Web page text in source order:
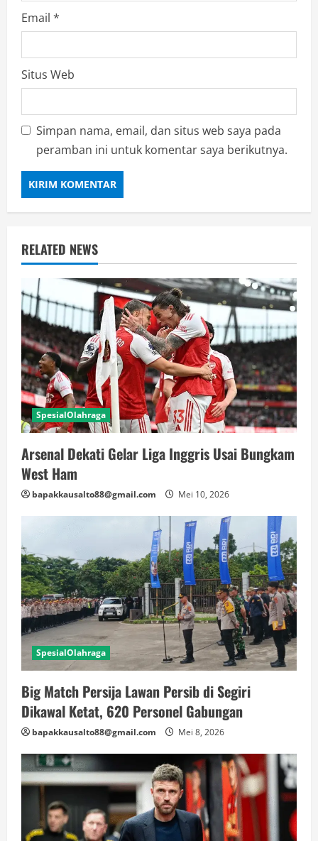
Email *
Situs Web
Simpan nama, email, dan situs web saya pada
peramban ini untuk komentar saya berikutnya.
RELATED NEWS
SpesialOlahraga
Arsenal Dekati Gelar Liga Inggris Usai Bungkam
West Ham
bapakkausalto88@gmail.com Mei 10, 2026
SpesialOlahraga
Big Match Persija Lawan Persib di Segiri
Dikawal Ketat, 620 Personel Gabungan
bapakkausalto88@gmail.com Mei 8, 2026